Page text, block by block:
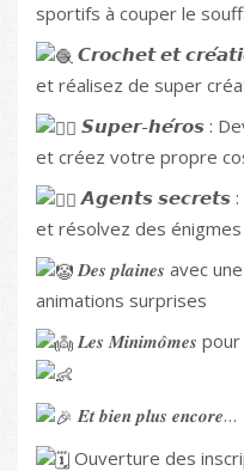
sportifs à couper le
𝘾𝙧𝙤𝙘𝙝𝙚𝙩 𝙚𝙩
et réalisez de super
𝙎𝙪𝙥𝙚𝙧-𝙝𝙚́𝙧𝙤𝙨 :
et créez votre propre
𝘼𝙜𝙚𝙣𝙩𝙨 𝙨𝙚𝙘𝙧𝙚𝙩𝙨 :
et résolvez des énigmes
𝑫𝒆𝒔 𝒑𝒍𝒂𝒊𝒏𝒆𝒔 avec
animations surprises
𝑳𝒆𝒔 𝑴𝒊𝒏𝒊𝒎𝒐̂𝒎𝒆𝒔
𝑬𝒕 𝒃𝒊𝒆𝒏 𝒑𝒍𝒖𝒔 𝒆𝒏𝒄𝒐𝒓𝒆…
Ouverture des